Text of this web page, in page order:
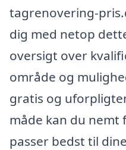
tagrenovering-
dig med netop
oversigt over
område og
gratis og
måde kan du nemt
passer bedst til